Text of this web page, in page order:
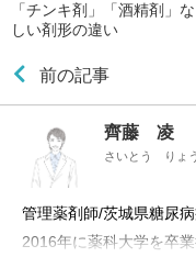
「チンキ剤」「酒精剤」
しい剤形の違い
前の記事
齊藤 凌
さいとう りょう
管理薬剤師/茨城県糖尿
2016年に薬科大学を卒